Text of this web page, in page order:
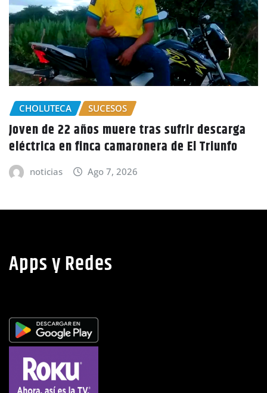
GOBIERNO HONDURAS NACIONALES
CIDH escucha denuncias por uso de juicios
políticos y debilidad de la independencia
noticias Ago 6, 2026